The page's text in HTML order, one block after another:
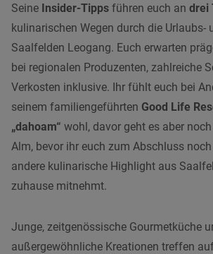
Seine Insider-Tipps führen euch an drei
kulinarischen Wegen durch die Urlaubs-
Saalfelden Leogang. Euch erwarten
bei regionalen Produzenten, zahlreiche
Verkosten inklusive. Ihr fühlt euch bei
seinem familiengeführten Good Life
„dahoam“ wohl, davor geht es aber
Alm, bevor ihr euch zum Abschluss
andere kulinarische Highlight aus
zuhause mitnehmt.
Junge, zeitgenössische Gourmetküche
außergewöhnliche Kreationen treffen